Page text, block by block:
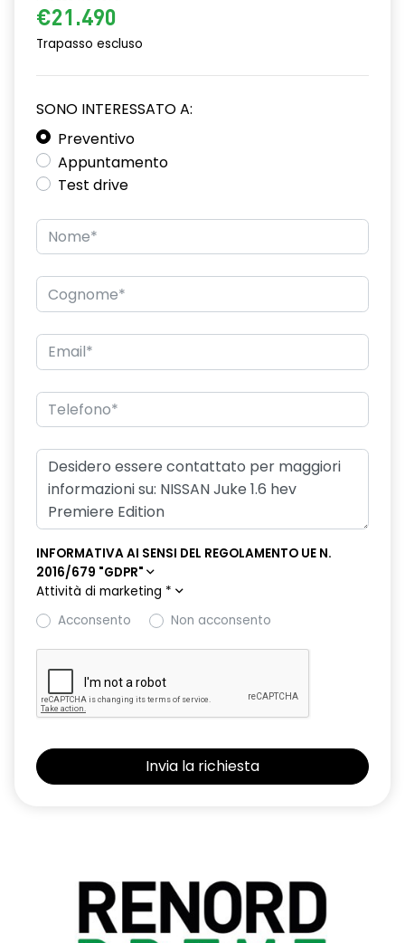
€21.490
Trapasso escluso
SONO INTERESSATO A:
Preventivo
Appuntamento
Test drive
INFORMATIVA AI SENSI DEL REGOLAMENTO UE N.
2016/679 "GDPR"
Attività di marketing *
Acconsento
Non acconsento